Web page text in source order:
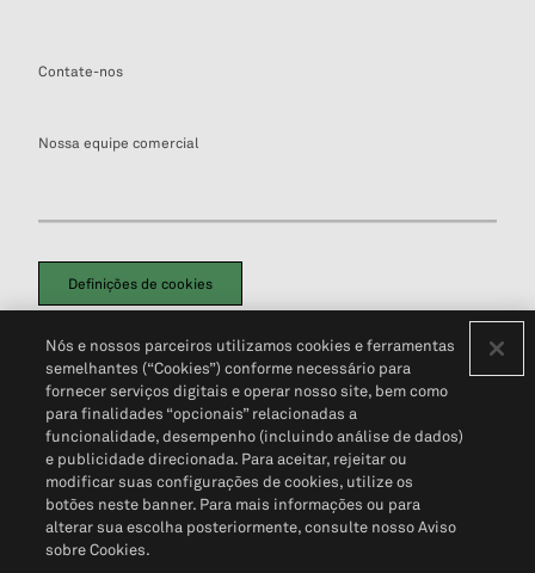
Contate-nos
Nossa equipe comercial
Definições de cookies
Política de PrivacidadePortal de privacidade do cliente (em inglês)
Não Venda Minhas Informações Pessoais© 2026 S&P Global
Nós e nossos parceiros utilizamos cookies e ferramentas
semelhantes (“Cookies”) conforme necessário para
fornecer serviços digitais e operar nosso site, bem como
para finalidades “opcionais” relacionadas a
funcionalidade, desempenho (incluindo análise de dados)
e publicidade direcionada. Para aceitar, rejeitar ou
modificar suas configurações de cookies, utilize os
botões neste banner. Para mais informações ou para
alterar sua escolha posteriormente, consulte nosso Aviso
sobre Cookies.